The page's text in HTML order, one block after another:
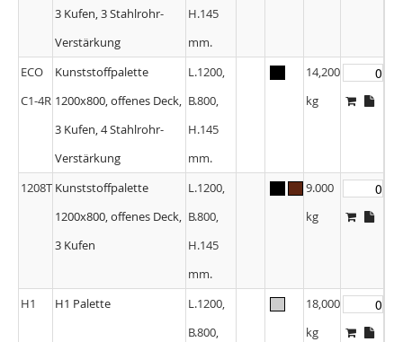
3 Kufen, 3 Stahlrohr-
Verstärkung
H.145
mm.
ECO
C1-4R
Kunststoffpalette
1200x800, offenes Deck,
3 Kufen, 4 Stahlrohr-
Verstärkung
L.1200,
B.800,
H.145
mm.
14,200
kg
1208T Kunststoffpalette
1200x800, offenes Deck,
3 Kufen
L.1200,
B.800,
H.145
mm.
9.000
kg
H1 H1 Palette
L.1200,
B.800,
18,000
kg